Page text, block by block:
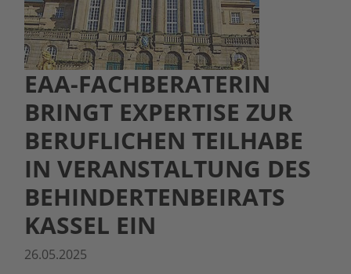
EAA-FACHBERATERIN
BRINGT EXPERTISE ZUR
BERUFLICHEN TEILHABE
IN VERANSTALTUNG DES
BEHINDERTENBEIRATS
KASSEL EIN
26.05.2025